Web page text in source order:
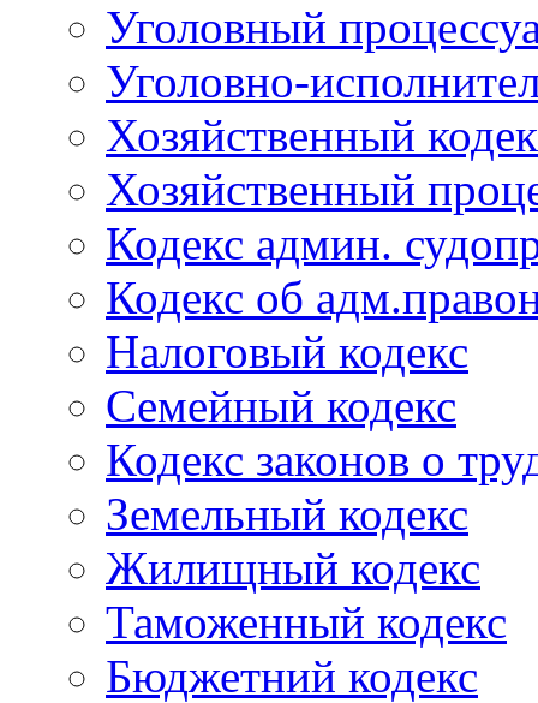
Уголовный
Уголовно-
Хозяйственный
Хозяйственный
Кодекс админ.
Кодекс об
Налоговый кодекс
Семейный кодекс
Кодекс законов о
Земельный кодекс
Жилищный кодекс
Таможенный кодекс
Бюджетний кодекс